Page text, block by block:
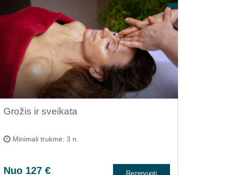
Grožis ir sveikata
Minimali trukmė: 3 n.
Nuo 127 € Rezervuoti